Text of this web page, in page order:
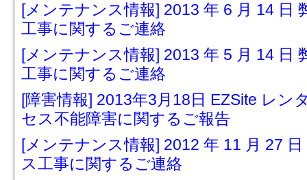
[メンテナンス情報] 2013 年 6 月 14 日
工事に関するご連絡
[メンテナンス情報] 2013 年 5 月 14 日
工事に関するご連絡
[障害情報] 2013年3月18日 EZSite レ
セス不能障害に関するご報告
[メンテナンス情報] 2012 年 11 月 27
ス工事に関するご連絡